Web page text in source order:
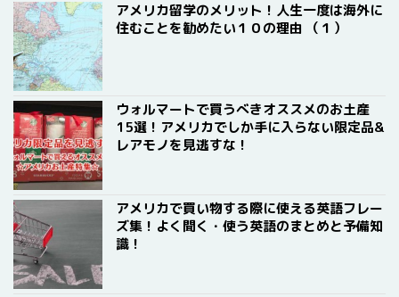
アメリカ留学のメリット！人生一度は海外に
住むことを勧めたい１０の理由 （１）
ウォルマートで買うべきオススメのお土産
15選！アメリカでしか手に入らない限定品&
レアモノを見逃すな！
アメリカで買い物する際に使える英語フレー
ズ集！よく聞く・使う英語のまとめと予備知
識！